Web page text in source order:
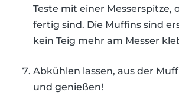
Teste mit einer Messerspitze,
fertig sind. Die Muffins sind
kein Teig mehr am Messer
Abkühlen lassen, aus der
und genießen!